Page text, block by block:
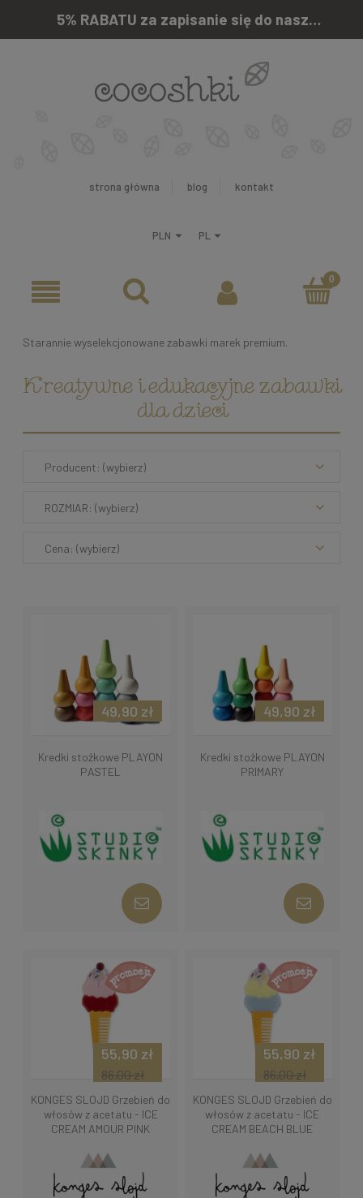
5% RABATU za zapisanie się do naszego newslettera
strona główna blog kontakt
Starannie wyselekcjonowane zabawki marek premium.
Kreatywne i edukacyjne zabawki
dla dzieci
Producent: (wybierz)
ROZMIAR: (wybierz)
Cena: (wybierz)
Kredki stożkowe PLAYON
PASTEL
49,90 zł
Kredki stożkowe PLAYON
PRIMARY
49,90 zł
KONGES SLOJD Grzebień do
włosów z acetatu - ICE
CREAM AMOUR PINK
55,90 zł
86,00 zł
KONGES SLOJD Grzebień do
włosów z acetatu - ICE
CREAM BEACH BLUE
55,90 zł
86,00 zł